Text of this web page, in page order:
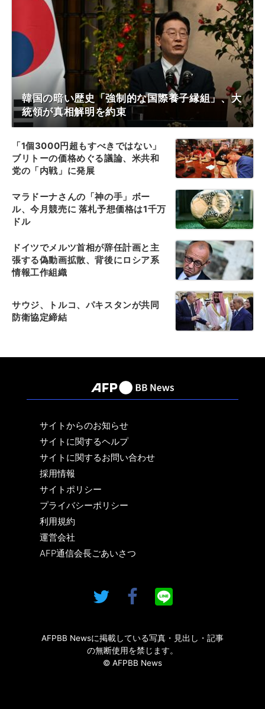
韓国の暗い歴史「強制的な国際養子縁組」、大
統領が真相解明を約束
「1個3000円超もすべきではない」
ブリトーの価格めぐる議論、米共和
党の「内戦」に発展
マラドーナさんの「神の手」ボー
ル、今月競売に 落札予想価格は1千万
ドル
ドイツでメルツ首相が辞任計画と主
張する偽動画拡散、背後にロシア系
情報工作組織
サウジ、トルコ、パキスタンが共同
防衛協定締結
サイトからのお知らせ
サイトに関するヘルプ
サイトに関するお問い合わせ
採用情報
サイトポリシー
プライバシーポリシー
利用規約
運営会社
AFP通信会長ごあいさつ
AFPBB Newsに掲載している写真・見出し・記事
の無断使用を禁じます。
© AFPBB News